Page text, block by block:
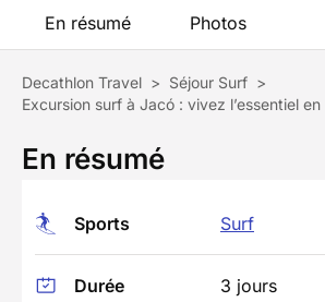
En résumé Photos
Decathlon Travel > Séjour Surf >
Excursion surf à Jacó : vivez l’essentiel
En résumé
Sports Surf
Durée 3 jours